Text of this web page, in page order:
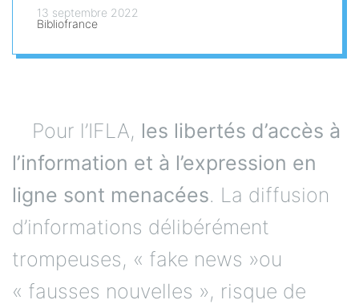
13 septembre 2022
Bibliofrance
Pour l’IFLA, les libertés d’accès à
l’information et à l’expression en
ligne sont menacées. La diffusion
d’informations délibérément
trompeuses, « fake news »ou
« fausses nouvelles », risque de